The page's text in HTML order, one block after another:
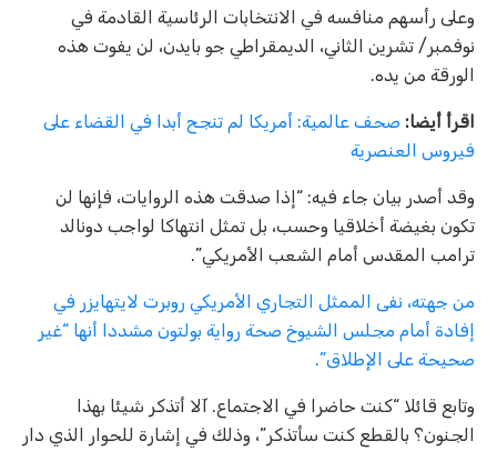
وعلى رأسهم منافسه في الانتخابات الرئاسية القادمة في
نوفمبر/ تشرين الثاني، الديمقراطي جو بايدن، لن يفوت هذه
الورقة من يده.
اقرأ أيضا: صحف عالمية: أمريكا لم تنجح أبدا في القضاء على
فيروس العنصرية
وقد أصدر بيان جاء فيه: “إذا صدقت هذه الروايات، فإنها لن
تكون بغيضة أخلاقيا وحسب، بل تمثل انتهاكا لواجب دونالد
ترامب المقدس أمام الشعب الأمريكي”.
من جهته، نفى الممثل التجاري الأمريكي روبرت لايتهايزر في
إفادة أمام مجلس الشيوخ صحة رواية بولتون مشددا أنها “غير
صحيحة على الإطلاق”.
وتابع قائلا “كنت حاضرا في الاجتماع. آلا أتذكر شيئا بهذا
الجنون؟ بالقطع كنت سأتذكر”، وذلك في إشارة للحوار الذي دار